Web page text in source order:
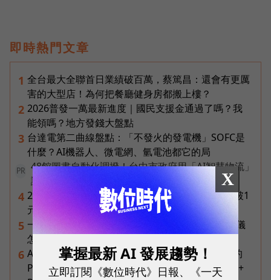
即時熱門文章
1 全台最大全聯首日業績破百萬，蔡篤昌：還會有更厲
害的大型店！為何把餐廳健身房都搬上樓？
2 2026普發一萬最新進度｜國民支援金通過了嗎？我
能領嗎？地方發錢大盤點
3 台達電第二曲線盤點：「不發火的發電機」SOFC是
什麼？AI機器人、微電網、氫電池都它的局
PR
48館圖書自動化調撥！台中市政府用「AI智慧物流」
讓借書像點外送
4 2026年8月ETF配息盤點｜19檔一次看，00878衝破1
元創高、00929殖利率逾16%
5 一張遺照「開口」說話，中間有8道關卡！翊嘉禮儀
怎麼做出AI告別式，讓逝者最後道別？
6 AI 時代的行動生產力：MSI 如何用「理解情境」的
Prestige 14 Flip AI+ 重新定義商務筆電與 Copilot+
X
掌握最新 AI 發展趨勢！
立即訂閱《數位時代》日報、《一天